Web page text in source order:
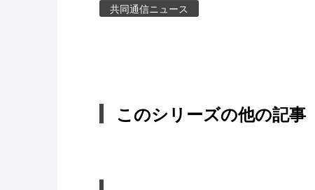
共同通信ニュース
このシリーズの他の記事